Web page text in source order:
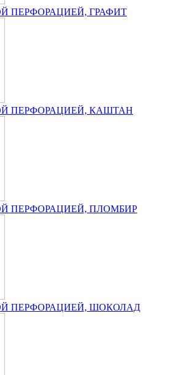
ПЕРФОРАЦИЕЙ, ГРАФИТ
ПЕРФОРАЦИЕЙ, КАШТАН
ПЕРФОРАЦИЕЙ, ПЛОМБИР
ПЕРФОРАЦИЕЙ, ШОКОЛАД